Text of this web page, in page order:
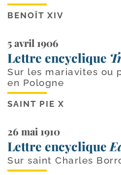
BENOÎT XIV
5 avril 1906
Lettre encyclique
Sur les mariavites ou
en Pologne
SAINT PIE X
26 mai 1910
Lettre encyclique
Sur saint Charles